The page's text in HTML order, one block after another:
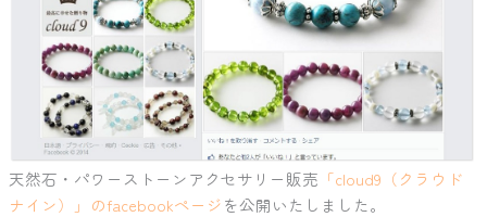
天然石・パワーストーンアクセサリー販売 「cloud9（クラウド
ナイン）」のfacebookページを公開いたしました。